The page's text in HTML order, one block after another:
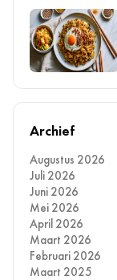
Archief
Augustus 2026
Juli 2026
Juni 2026
Mei 2026
April 2026
Maart 2026
Februari 2026
Maart 2025